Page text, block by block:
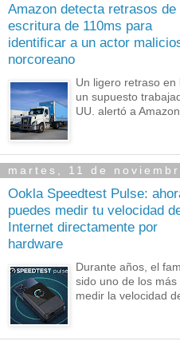
Amazon detecta retrasos de
escritura de 110ms para
identificar a un actor
norcoreano
Un ligero retraso en
un supuesto
UU. alertó a
martes, 11 de
Ookla Speedtest Pulse:
puedes medir tu velocidad
Internet directamente por
hardware
Durante años, el
sido uno de los
medir la velocidad